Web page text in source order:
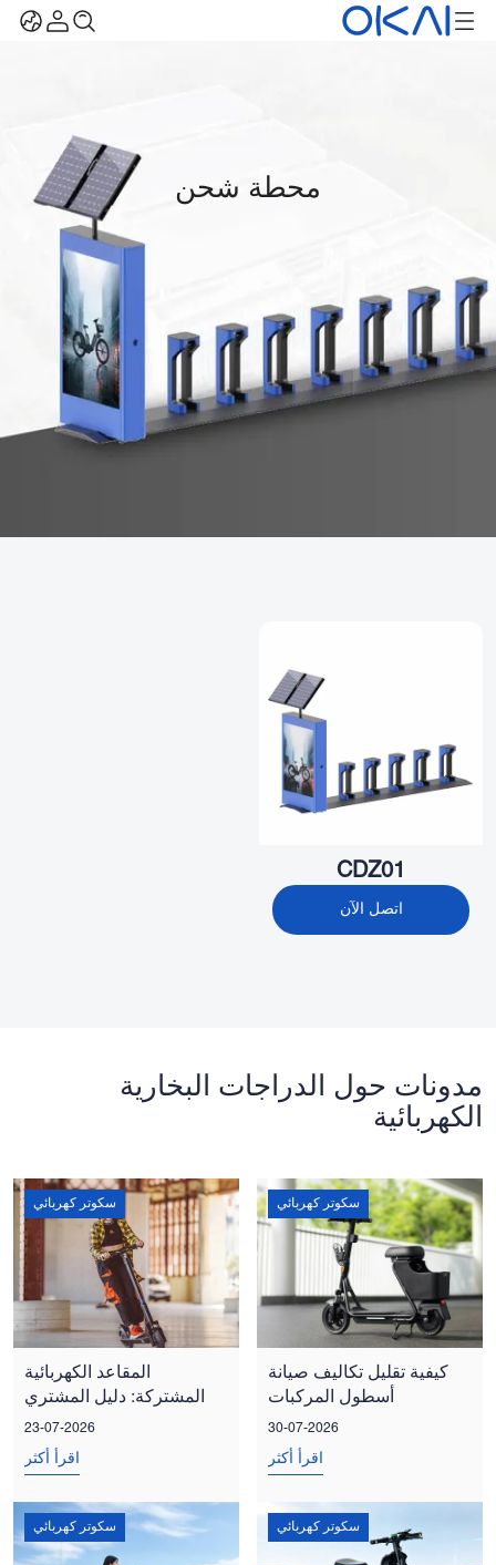
محطة شحن
CDZ01
اتصل الآن
مدونات حول الدراجات البخارية
الكهربائية
سكوتر كهربائي
كيفية تقليل تكاليف صيانة
أسطول المركبات
الكهربائية المشتركة
30-07-2026
اقرأ أكثر
سكوتر كهربائي
المقاعد الكهربائية
المشتركة: دليل المشتري
الكامل للقطعة
23-07-2026
اقرأ أكثر
سكوتر كهربائي سكوتر كهربائي